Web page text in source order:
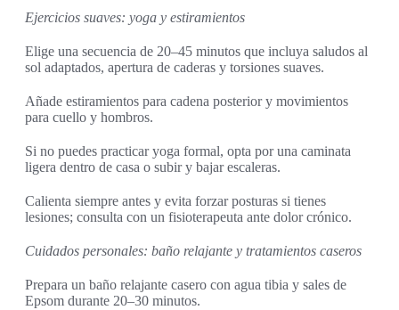
Ejercicios suaves: yoga y estiramientos
Elige una secuencia de 20–45 minutos que incluya saludos al
sol adaptados, apertura de caderas y torsiones suaves.
Añade estiramientos para cadena posterior y movimientos
para cuello y hombros.
Si no puedes practicar yoga formal, opta por una caminata
ligera dentro de casa o subir y bajar escaleras.
Calienta siempre antes y evita forzar posturas si tienes
lesiones; consulta con un fisioterapeuta ante dolor crónico.
Cuidados personales: baño relajante y tratamientos caseros
Prepara un baño relajante casero con agua tibia y sales de
Epsom durante 20–30 minutos.